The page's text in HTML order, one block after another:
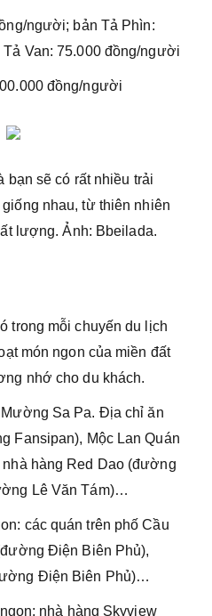
người; bản Tả Phìn:
Van: 75.000 đồng/người
đồng/người
bạn sẽ có rất nhiều trải
nhau, từ thiên nhiên
lượng. Ảnh: Bbeilada.
trong mỗi chuyến du lịch
món ngon của miền đất
nhớ cho du khách.
Sa Pa. Địa chỉ ăn
Fansipan), Mộc Lan Quán
hàng Red Dao (đường
Lê Văn Tám)…
các quán trên phố Cầu
Điện Biên Phủ),
Điện Biên Phủ)…
nhà hàng Skyview